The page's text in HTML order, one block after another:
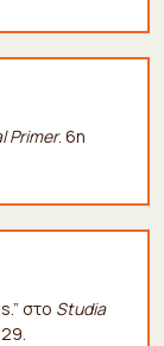
Primer. 6η
στο Studia